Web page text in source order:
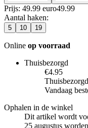
Prijs: 49.99 euro49.99
Aantal haken:
5 10 19
Online op voorraad
Thuisbezorgd
€4.95
Vandaag
Ophalen in de winkel
Dit artikel wordt
25 augustus